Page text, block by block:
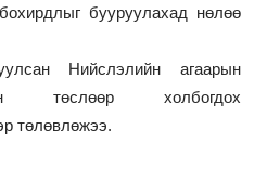
бууруулахад нөлөө
Нийслэлийн агаарын
төслөөр холбогдох
төлөвлөжээ.